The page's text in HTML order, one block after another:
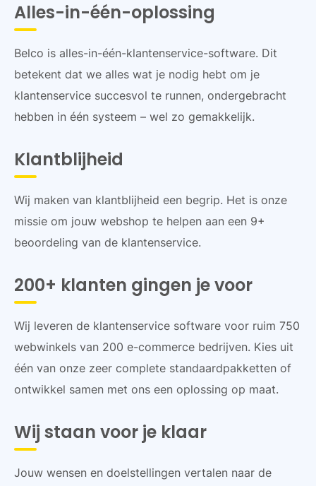
Alles-in-één-oplossing
Belco is alles-in-één-klantenservice-software. Dit
betekent dat we alles wat je nodig hebt om je
klantenservice succesvol te runnen, ondergebracht
hebben in één systeem – wel zo gemakkelijk.
Klantblijheid
Wij maken van klantblijheid een begrip. Het is onze
missie om jouw webshop te helpen aan een 9+
beoordeling van de klantenservice.
200+ klanten gingen je voor
Wij leveren de klantenservice software voor ruim 750
webwinkels van 200 e-commerce bedrijven. Kies uit
één van onze zeer complete standaardpakketten of
ontwikkel samen met ons een oplossing op maat.
Wij staan voor je klaar
Jouw wensen en doelstellingen vertalen naar de